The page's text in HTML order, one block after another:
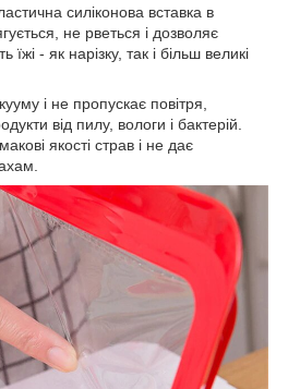
силіконова вставка в
не рветься і дозволяє
їжі - як нарізку, так і більш великі
і не пропускає повітря,
від пилу, вологи і бактерій.
якості страв і не дає